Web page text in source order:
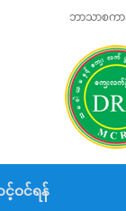
ဘာသာစကာ
ဝင်ရန်